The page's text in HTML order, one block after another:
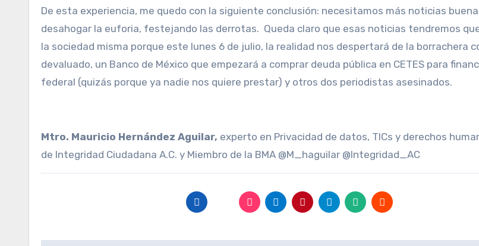
De esta experiencia, me quedo con la siguiente conclusión: necesitamos más noticias
desahogar la euforia, festejando las derrotas. Queda claro que esas noticias tendremos
la sociedad misma porque este lunes 6 de julio, la realidad nos despertará de la borrachera
devaluado, un Banco de México que empezará a comprar deuda pública en CETES para
federal (quizás porque ya nadie nos quiere prestar) y otros dos periodistas asesinados.
Mtro. Mauricio Hernández Aguilar, experto en Privacidad de datos, TICs y derechos
de Integridad Ciudadana A.C. y Miembro de la BMA @M_haguilar @Integridad_AC